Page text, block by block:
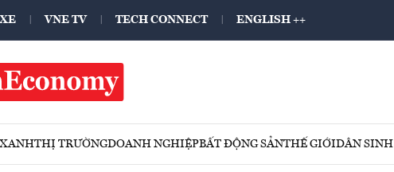
XE VNE TV TECH CONNECT ENGLISH ++
THỊ TRƯỜNGDOANH NGHIỆPBẤT ĐỘNG SẢNTHẾ GIỚIDÂN SINH